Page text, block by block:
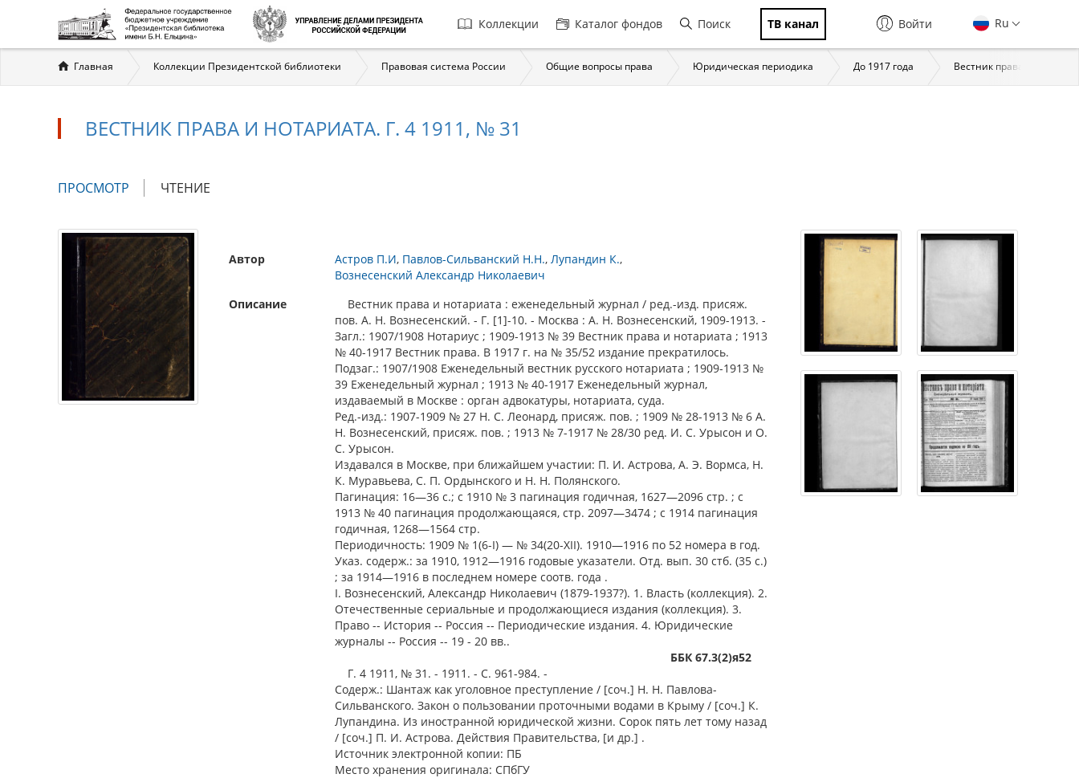
Главная
навигация
Коллекции Каталог фондов Поиск ТВ канал Ru
Войти
Вы
здесь
Главная Коллекции Президентской библиотеки Правовая система России Общие вопросы права Юридическая периодика До 1917 года Вестник права. М., 1907/
ВЕСТНИК ПРАВА И НОТАРИАТА. Г. 4 1911, № 31
Главные
ПРОСМОТР (АКТИВНАЯ
ЧТЕНИЕ
Автор Астров П.И Павлов-Сильванский Н.Н. Лупандин К.
Вознесенский Александр Николаевич
Описание
Вестник права и нотариата : еженедельный журнал / ред.-изд. присяж.
пов. А. Н. Вознесенский. - Г. [1]-10. - Москва : А. Н. Вознесенский, 1909-1913. -
Загл.: 1907/1908 Нотариус ; 1909-1913 № 39 Вестник права и нотариата ; 1913
№ 40-1917 Вестник права. В 1917 г. на № 35/52 издание прекратилось.
Подзаг.: 1907/1908 Еженедельный вестник русского нотариата ; 1909-1913 №
39 Еженедельный журнал ; 1913 № 40-1917 Еженедельный журнал,
издаваемый в Москве : орган адвокатуры, нотариата, суда.
Ред.-изд.: 1907-1909 № 27 Н. С. Леонард, присяж. пов. ; 1909 № 28-1913 № 6 А.
Н. Вознесенский, присяж. пов. ; 1913 № 7-1917 № 28/30 ред. И. С. Урысон и О.
С. Урысон.
Издавался в Москве, при ближайшем участии: П. И. Астрова, А. Э. Вормса, Н.
К. Муравьева, С. П. Ордынского и Н. Н. Полянского.
Пагинация: 16—36 с.; с 1910 № 3 пагинация годичная, 1627—2096 стр. ; с
1913 № 40 пагинация продолжающаяся, стр. 2097—3474 ; с 1914 пагинация
годичная, 1268—1564 стр.
Периодичность: 1909 № 1(6-I) — № 34(20-XII). 1910—1916 по 52 номера в год.
Указ. содерж.: за 1910, 1912—1916 годовые указатели. Отд. вып. 30 стб. (35 с.)
; за 1914—1916 в последнем номере соотв. года .
I. Вознесенский, Александр Николаевич (1879-1937?). 1. Власть (коллекция). 2.
Отечественные сериальные и продолжающиеся издания (коллекция). 3.
Право -- История -- Россия -- Периодические издания. 4. Юридические
журналы -- Россия -- 19 - 20 вв..
ББК 67.3(2)я52
Г. 4 1911, № 31. - 1911. - С. 961-984. -
Содерж.: Шантаж как уголовное преступление / [соч.] Н. Н. Павлова-
Сильванского. Закон о пользовании проточными водами в Крыму / [соч.] К.
Лупандина. Из иностранной юридической жизни. Сорок пять лет тому назад
/ [соч.] П. И. Астрова. Действия Правительства, [и др.] .
Источник электронной копии: ПБ
Место хранения оригинала: СПбГУ